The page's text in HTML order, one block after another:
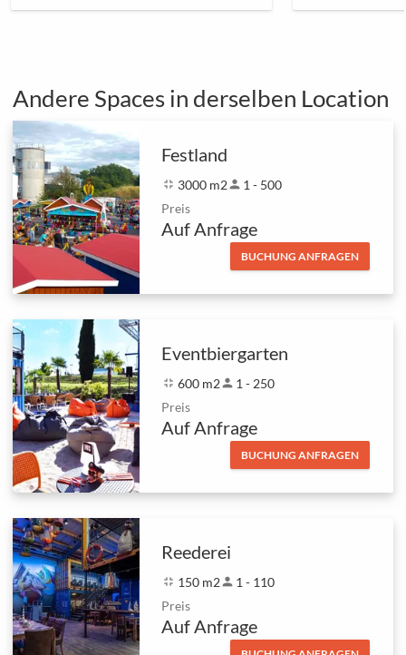
Andere Spaces in derselben Location
Festland
fullscreen_exit 3000 m2person 1 - 500
Preis
Auf Anfrage
BUCHUNG ANFRAGEN
Eventbiergarten
fullscreen_exit 600 m2person 1 - 250
Preis
Auf Anfrage
BUCHUNG ANFRAGEN
Reederei
fullscreen_exit 150 m2person 1 - 110
Preis
Auf Anfrage